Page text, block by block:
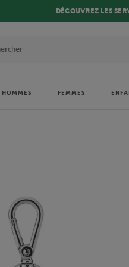
DÉCOUVREZ LES
HOMMES FEMMES